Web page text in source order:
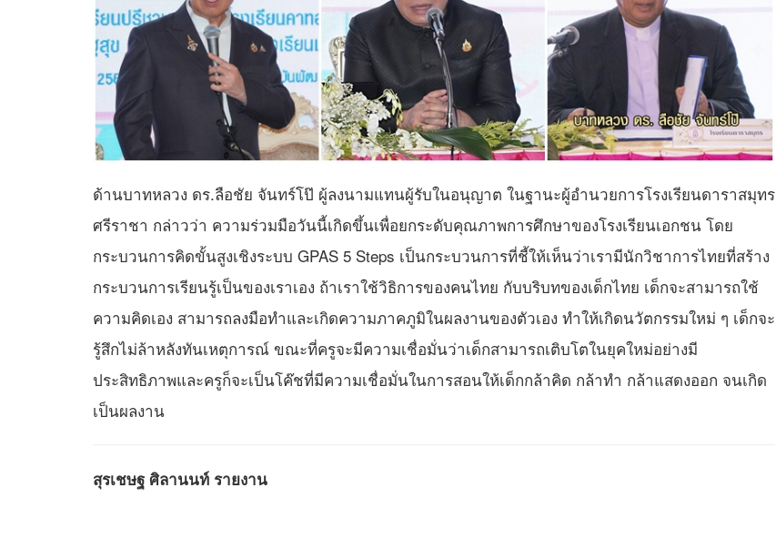
ด้านบาทหลวง ดร.ลือชัย จันทร์โป๊ ผู้ลงนามแทนผู้รับในอนุญาต ในฐานะผู้อำนวยการโรงเรียนดาราสมุทร
ศรีราชา กล่าวว่า ความร่วมมือวันนี้เกิดขึ้นเพื่อยกระดับคุณภาพการศึกษาของโรงเรียนเอกชน โดย
กระบวนการคิดขั้นสูงเชิงระบบ GPAS 5 Steps เป็นกระบวนการที่ชี้ให้เห็นว่าเรามีนักวิชาการไทยที่สร้าง
กระบวนการเรียนรู้เป็นของเราเอง ถ้าเราใช้วิธิการของคนไทย กับบริบทของเด็กไทย เด็กจะสามารถใช้
ความคิดเอง สามารถลงมือทำและเกิดความภาคภูมิในผลงานของตัวเอง ทำให้เกิดนวัตกรรมใหม่ ๆ เด็กจะ
รู้สึกไม่ล้าหลังทันเหตุการณ์ ขณะที่ครูจะมีความเชื่อมั่นว่าเด็กสามารถเติบโตในยุคใหม่อย่างมี
ประสิทธิภาพและครูก็จะเป็นโค๊ชที่มีความเชื่อมั่นในการสอนให้เด็กกล้าคิด กล้าทำ กล้าแสดงออก จนเกิด
เป็นผลงาน
สุรเชษฐ ศิลานนท์ รายงาน